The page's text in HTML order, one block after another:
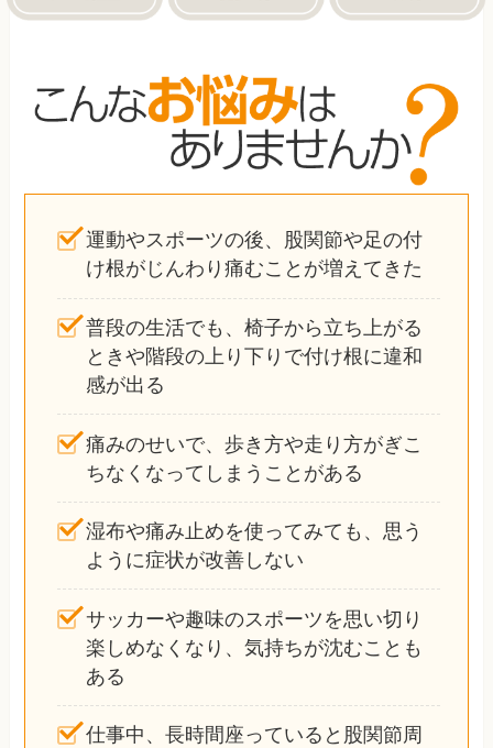
運動やスポーツの後、股関節や足の付
け根がじんわり痛むことが増えてきた
普段の生活でも、椅子から立ち上がる
ときや階段の上り下りで付け根に違和
感が出る
痛みのせいで、歩き方や走り方がぎこ
ちなくなってしまうことがある
湿布や痛み止めを使ってみても、思う
ように症状が改善しない
サッカーや趣味のスポーツを思い切り
楽しめなくなり、気持ちが沈むことも
ある
仕事中、長時間座っていると股関節周